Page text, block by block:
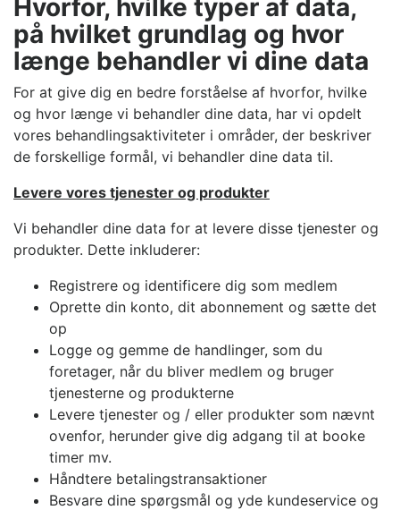
Hvorfor, hvilke typer af data,
på hvilket grundlag og hvor
længe behandler vi dine data
For at give dig en bedre forståelse af hvorfor, hvilke
og hvor længe vi behandler dine data, har vi opdelt
vores behandlingsaktiviteter i områder, der beskriver
de forskellige formål, vi behandler dine data til.
Levere vores tjenester og produkter
Vi behandler dine data for at levere disse tjenester og
produkter. Dette inkluderer:
Registrere og identificere dig som medlem
Oprette din konto, dit abonnement og sætte det
op
Logge og gemme de handlinger, som du
foretager, når du bliver medlem og bruger
tjenesterne og produkterne
Levere tjenester og / eller produkter som nævnt
ovenfor, herunder give dig adgang til at booke
timer mv.
Håndtere betalingstransaktioner
Besvare dine spørgsmål og yde kundeservice og